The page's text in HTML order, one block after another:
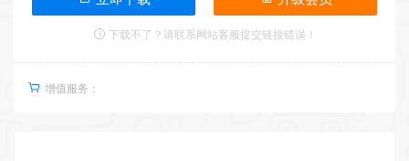
下载不了？请联系网站客服提交链接错误！
增值服务：